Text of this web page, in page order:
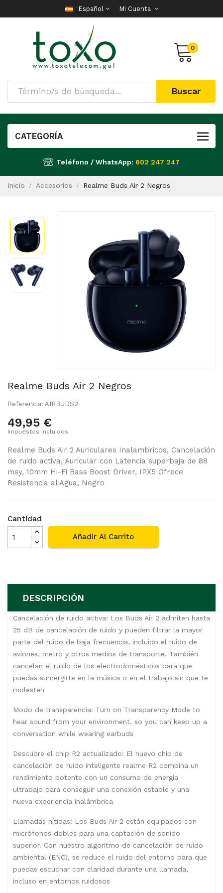
Español Mi Cuenta
0
Buscar
CATEGORÍA
Teléfono / WhatsApp: 602 247 247
Inicio Accesorios Realme Buds Air 2 Negros
Realme Buds Air 2 Negros
Referencia: AIRBUDS2
49,95 €
Impuestos incluidos
Realme Buds Air 2 Auriculares Inalambricos, Cancelación
de ruido activa, Auricular con Latencia superbaja de 88
msy, 10mm Hi-Fi Bass Boost Driver, IPX5 Ofrece
Resistencia al Agua, Negro
Cantidad
Añadir Al Carrito
DESCRIPCIÓN
Cancelación de ruido activa: Los Buds Air 2 admiten hasta
25 dB de cancelación de ruido y pueden filtrar la mayor
parte del ruido de baja frecuencia, incluido el ruido de
aviones, metro y otros medios de transporte. También
cancelan el ruido de los electrodomésticos para que
puedas sumergirte en la música o en el trabajo sin que te
molesten
Modo de transparencia: Turn on Transparency Mode to
hear sound from your environment, so you can keep up a
conversation while wearing earbuds
Descubre el chip R2 actualizado: El nuevo chip de
cancelación de ruido inteligente realme R2 combina un
rendimiento potente con un consumo de energía
ultrabajo para conseguir una conexión estable y una
nueva experiencia inalámbrica
Llamadas nítidas: Los Buds Air 2 están equipados con
micrófonos dobles para una captación de sonido
superior. Con nuestro algoritmo de cancelación de ruido
ambiental (ENC), se reduce el ruido del entorno para que
puedas escuchar con claridad durante una llamada,
incluso en entornos ruidosos